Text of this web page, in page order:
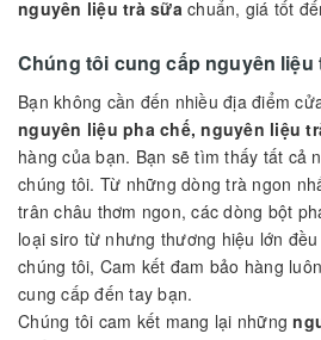
Nguyên liệu trà sữa giá tốt
Nguyên liệu trà sữaTobee Food giá
chúng tôi muốn mang đến cho bạn,
vời như nhãn hàng nỗi tiếng như
Hous,...
Tobee Foodvới nguồnnguyên liệu
sữachính là dòng trà sạch từ thiên
nguyên liệuTopping trà sữa
Siro,Mứt sinh tố,Thực phẩm đóng